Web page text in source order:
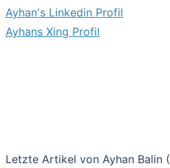
Ayhan's Linkedin Profil
Ayhans Xing Profil
Letzte Artikel von Ayhan Balin (